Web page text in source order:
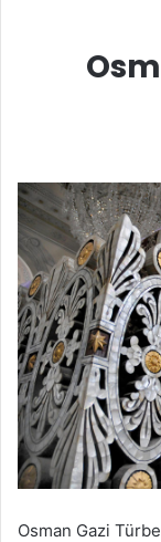
Osman Gazi